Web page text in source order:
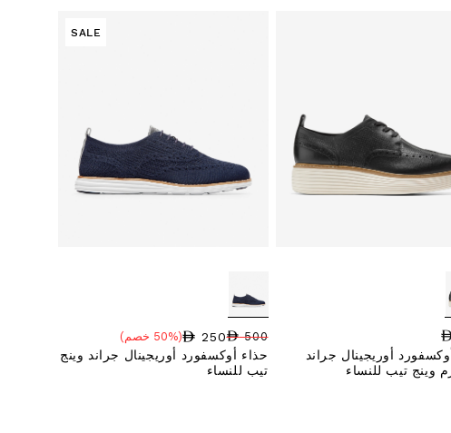
أوريجينال جراند
وينج تيب للنساء
SALE
السعر العادي
500
سعر البيع
250
نسبة الخصم
(50% خصم)
حذاء أوكسفورد أوريجينال جراند وينج
تيب للنساء